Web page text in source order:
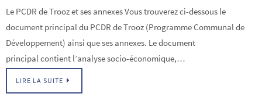
Le PCDR de Trooz et ses annexes Vous trouverez ci-dessous le
document principal du PCDR de Trooz (Programme Communal de
Développement) ainsi que ses annexes. Le document
principal contient l’analyse socio-économique,…
LIRE LA SUITE